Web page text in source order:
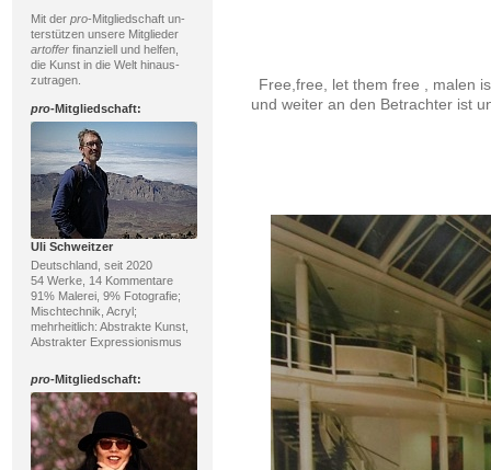
Mit der pro-Mitgliedschaft un-
terstützen unsere Mitglieder
artofferfinanziell und helfen,
die Kunst in die Welt hinaus-
zutragen.
pro-Mitgliedschaft:
Uli Schweitzer
Deutschland, seit 2020
54 Werke, 14 Kommentare
91% Malerei, 9% Fotografie;
Mischtechnik, Acryl;
mehrheitlich: Abstrakte Kunst,
Abstrakter Expressionismus
pro-Mitgliedschaft:
Free,free, let them free , malen
und weiter an den Betrachter ist